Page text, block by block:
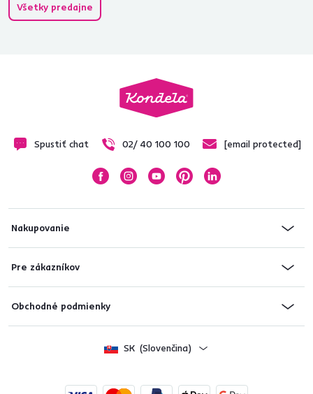
Všetky predajne
Spustiť chat 02/ 40 100 100 [email protected]
Nakupovanie
Pre zákazníkov
Obchodné podmienky
SK (Slovenčina)